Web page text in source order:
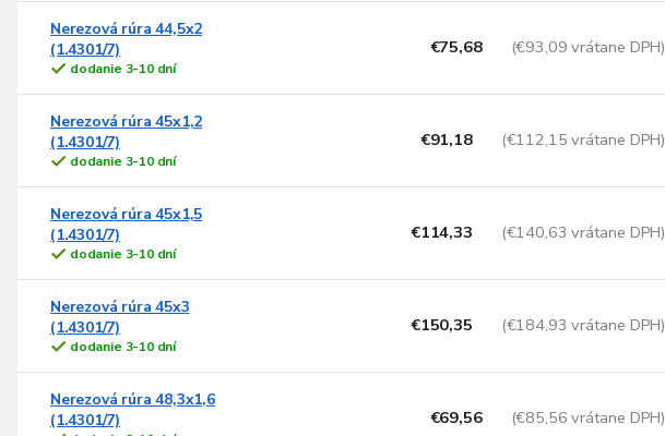
Nerezová rúra 44,5x2
(1.4301/7)
dodanie 3-10 dní
€75,68 (€93,09 vrátane DPH)
Nerezová rúra 45x1,2
(1.4301/7)
dodanie 3-10 dní
€91,18 (€112,15 vrátane DPH)
Nerezová rúra 45x1,5
(1.4301/7)
dodanie 3-10 dní
€114,33 (€140,63 vrátane DPH)
Nerezová rúra 45x3
(1.4301/7)
dodanie 3-10 dní
€150,35 (€184,93 vrátane DPH)
Nerezová rúra 48,3x1,6
(1.4301/7)
€69,56 (€85,56 vrátane DPH)